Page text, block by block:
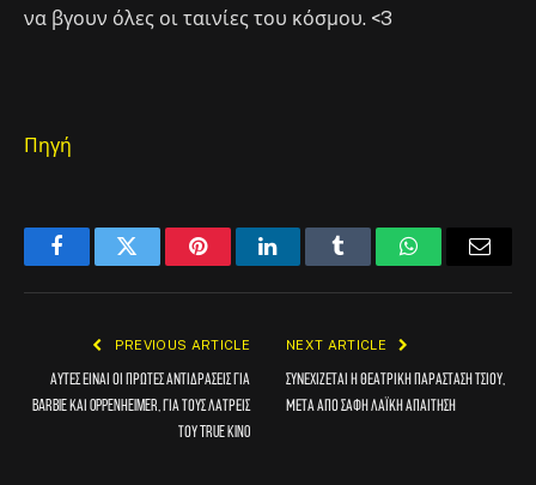
να βγουν όλες οι ταινίες του κόσμου. <3
Πηγή
FacebookTwitter PinterestLinkedInTumblr WhatsApp
PREVIOUS ARTICLE
Αυτές είναι οι πρώτες αντιδράσεις για
Barbie και Oppenheimer, για τους λάτρεις
του true kino
NEXT ARTICLE
Συνεχίζεται η θεατρική παράσταση Τσίου,
μετά από σαφή λαϊκή απαίτηση